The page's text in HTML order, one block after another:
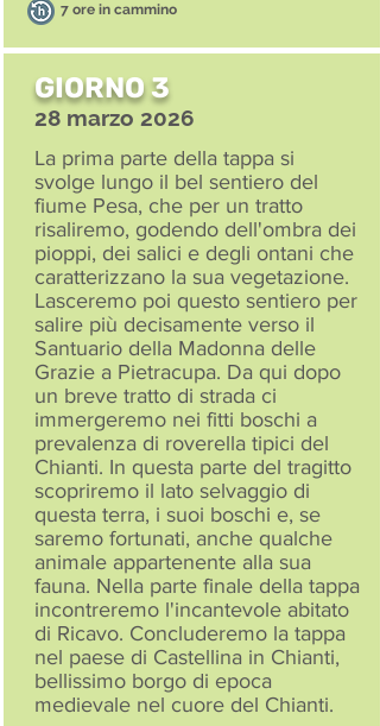
7 ore in cammino
GIORNO 3
28 marzo 2026
La prima parte della tappa si
svolge lungo il bel sentiero del
fiume Pesa, che per un tratto
risaliremo, godendo dell'ombra dei
pioppi, dei salici e degli ontani che
caratterizzano la sua vegetazione.
Lasceremo poi questo sentiero per
salire più decisamente verso il
Santuario della Madonna delle
Grazie a Pietracupa. Da qui dopo
un breve tratto di strada ci
immergeremo nei fitti boschi a
prevalenza di roverella tipici del
Chianti. In questa parte del tragitto
scopriremo il lato selvaggio di
questa terra, i suoi boschi e, se
saremo fortunati, anche qualche
animale appartenente alla sua
fauna. Nella parte finale della tappa
incontreremo l'incantevole abitato
di Ricavo. Concluderemo la tappa
nel paese di Castellina in Chianti,
bellissimo borgo di epoca
medievale nel cuore del Chianti.